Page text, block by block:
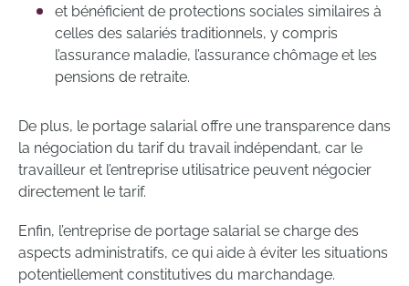
et bénéficient de protections sociales similaires à
celles des salariés traditionnels, y compris
l’assurance maladie, l’assurance chômage et les
pensions de retraite.
De plus, le portage salarial offre une transparence dans
la négociation du tarif du travail indépendant, car le
travailleur et l’entreprise utilisatrice peuvent négocier
directement le tarif.
Enfin, l’entreprise de portage salarial se charge des
aspects administratifs, ce qui aide à éviter les situations
potentiellement constitutives du marchandage.